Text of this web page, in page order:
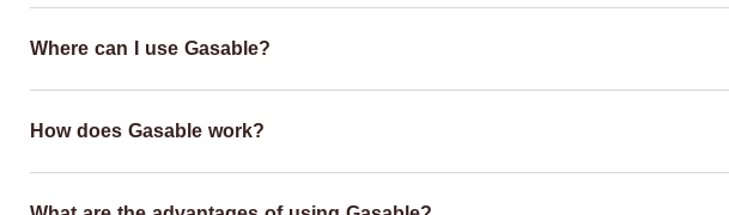
Where can I use Gasable?
How does Gasable work?